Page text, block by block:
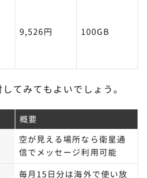
入するスマホの詳細を選択
9,526円 100GB
てみてもよいでしょう。
概要
空が見える場所なら衛星通
信でメッセージ利用可能
毎月15日分は海外で使い放